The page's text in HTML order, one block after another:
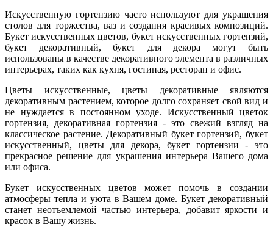
Искусственную гортензию часто используют для украшения
столов для торжества, ваз и создания красивых композиций.
Букет искусственных цветов, букет искусственных гортензий,
букет декоративный, букет для декора могут быть
использованы в качестве декоративного элемента в различных
интерьерах, таких как кухня, гостиная, ресторан и офис.
Цветы искусственные, цветы декоративные являются
декоративным растением, которое долго сохраняет свой вид и
не нуждается в постоянном уходе. Искусственный цветок
гортензия, декоративная гортензия - это свежий взгляд на
классическое растение. Декоративный букет гортензий, букет
искусственный, цветы для декора, букет гортензии - это
прекрасное решение для украшения интерьера Вашего дома
или офиса.
Букет искусственных цветов может помочь в создании
атмосферы тепла и уюта в Вашем доме. Букет декоративный
станет неотъемлемой частью интерьера, добавит яркости и
красок в Вашу жизнь.